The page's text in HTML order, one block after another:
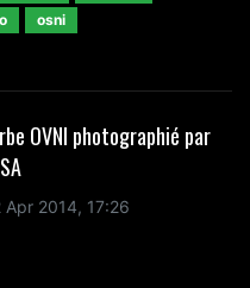
osni
OVNI photographié par
Apr 2014, 17:26